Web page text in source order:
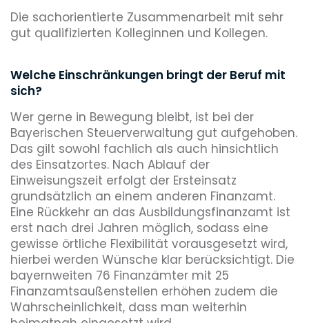
Die sachorientierte Zusammenarbeit mit sehr
gut qualifizierten Kolleginnen und Kollegen.
Welche Einschränkungen bringt der Beruf mit
sich?
Wer gerne in Bewegung bleibt, ist bei der
Bayerischen Steuerverwaltung gut aufgehoben.
Das gilt sowohl fachlich als auch hinsichtlich
des Einsatzortes. Nach Ablauf der
Einweisungszeit erfolgt der Ersteinsatz
grundsätzlich an einem anderen Finanzamt.
Eine Rückkehr an das Ausbildungsfinanzamt ist
erst nach drei Jahren möglich, sodass eine
gewisse örtliche Flexibilität vorausgesetzt wird,
hierbei werden Wünsche klar berücksichtigt. Die
bayernweiten 76 Finanzämter mit 25
Finanzamtsaußenstellen erhöhen zudem die
Wahrscheinlichkeit, dass man weiterhin